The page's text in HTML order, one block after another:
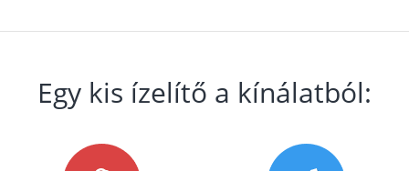
Egy kis ízelítő a kínálatból: